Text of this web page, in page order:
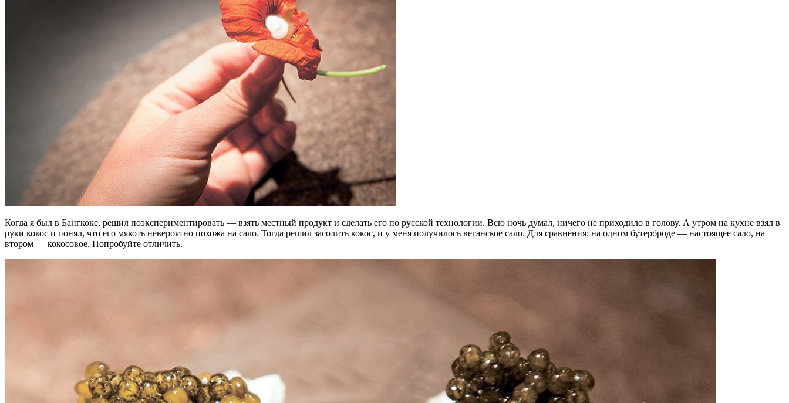
Когда я был в Бангкоке, решил поэкспериментировать — взять местный продукт и сделать его по русской технологии. Всю ночь думал, ничего не приходило в голову. А утром на кухне взял в
руки кокос и понял, что его мякоть невероятно похожа на сало. Тогда решил засолить кокос, и у меня получилось веганское сало. Для сравнения: на одном бутерброде — настоящее сало, на
втором — кокосовое. Попробуйте отличить.